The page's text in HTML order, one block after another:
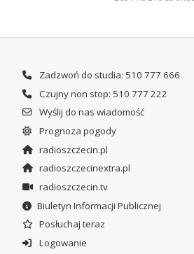
Zadzwoń do studia: 510 777 666
Czujny non stop: 510 777 222
Wyślij do nas wiadomość
Prognoza pogody
radioszczecin.pl
radioszczecinextra.pl
radioszczecin.tv
Biuletyn Informacji Publicznej
Posłuchaj teraz
Logowanie